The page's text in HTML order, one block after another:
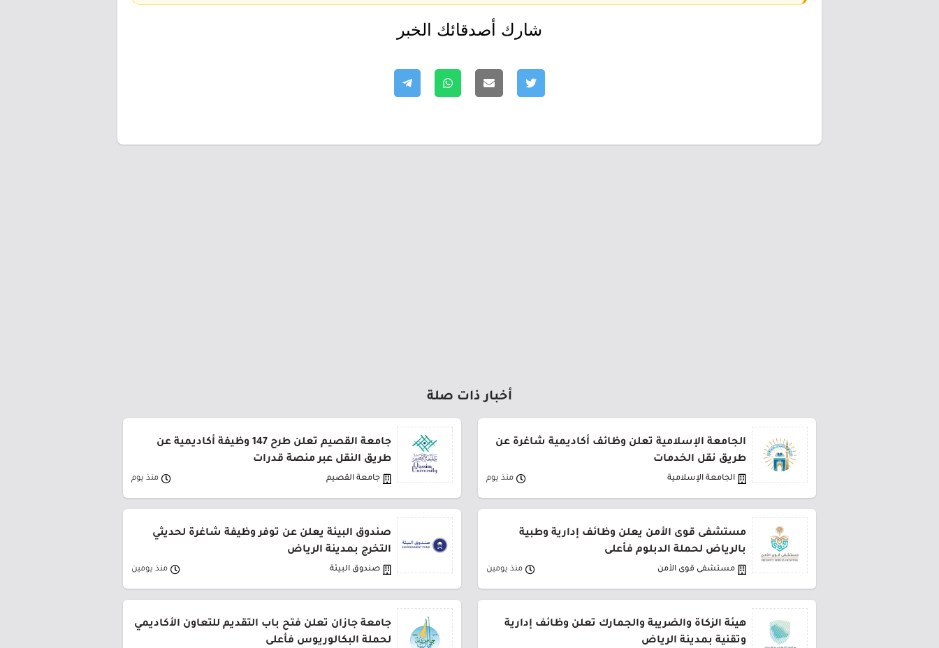
شارك أصدقائك الخبر
أخبار ذات صلة
الجامعة الإسلامية تعلن وظائف أكاديمية شاغرة عن
طريق نقل الخدمات
الجامعة الإسلامية منذ يوم
جامعة القصيم تعلن طرح 147 وظيفة أكاديمية عن
طريق النقل عبر منصة قدرات
جامعة القصيم منذ يوم
مستشفى قوى الأمن يعلن وظائف إدارية وطبية
بالرياض لحملة الدبلوم فأعلى
مستشفى قوى الأمن منذ يومين
صندوق البيئة يعلن عن توفر وظيفة شاغرة لحديثي
التخرج بمدينة الرياض
صندوق البيئة منذ يومين
هيئة الزكاة والضريبة والجمارك تعلن وظائف إدارية
وتقنية بمدينة الرياض
جامعة جازان تعلن فتح باب التقديم للتعاون الأكاديمي
لحملة البكالوريوس فأعلى